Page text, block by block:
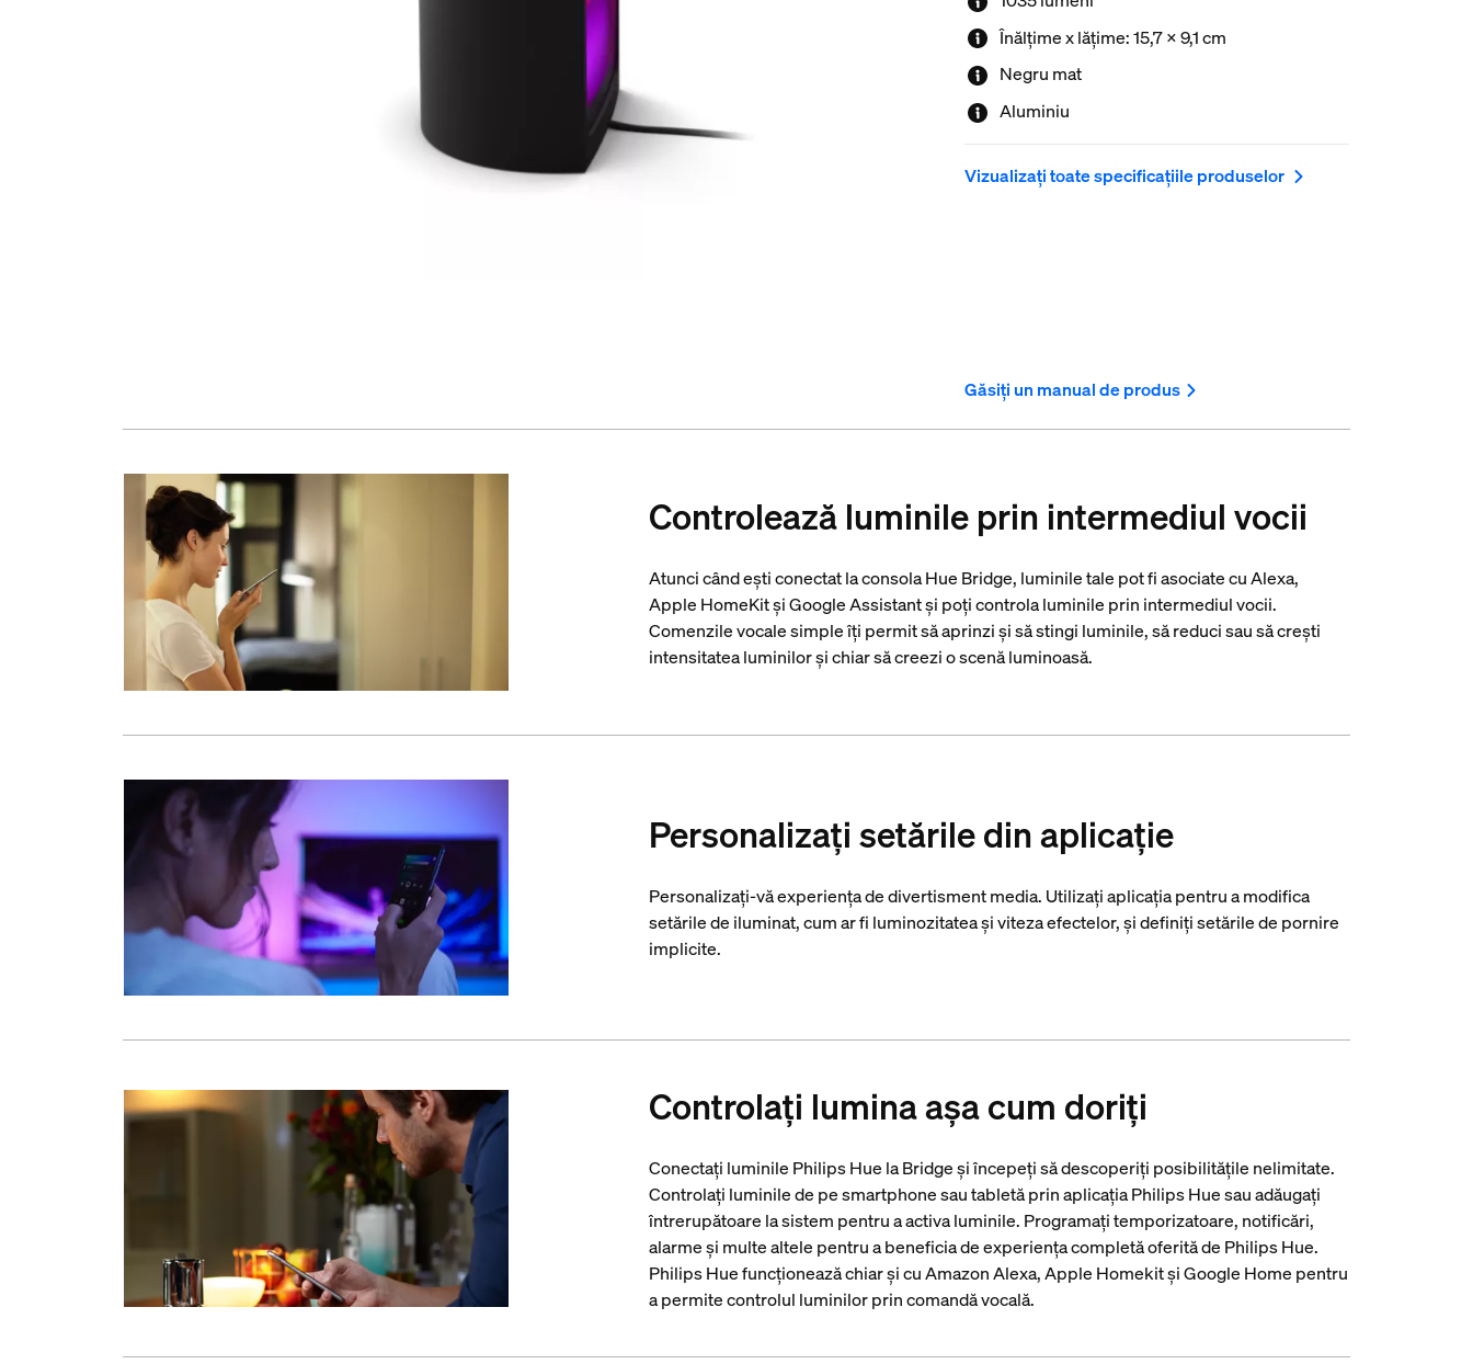
Înălțime x lățime: 15,7 x 9,1 cm
Negru mat
Aluminiu
Vizualizați toate specificațiile produselor
Găsiți un manual de produs
Controlează luminile prin intermediul vocii
Atunci când ești conectat la consola Hue Bridge, luminile tale pot fi asociate cu Alexa,
Apple HomeKit și Google Assistant și poți controla luminile prin intermediul vocii.
Comenzile vocale simple îți permit să aprinzi și să stingi luminile, să reduci sau să crești
intensitatea luminilor și chiar să creezi o scenă luminoasă.
Personalizați setările din aplicație
Personalizați-vă experiența de divertisment media. Utilizați aplicația pentru a modifica
setările de iluminat, cum ar fi luminozitatea și viteza efectelor, și definiți setările de pornire
implicite.
Controlați lumina așa cum doriți
Conectați luminile Philips Hue la Bridge și începeți să descoperiți posibilitățile nelimitate.
Controlați luminile de pe smartphone sau tabletă prin aplicația Philips Hue sau adăugați
întrerupătoare la sistem pentru a activa luminile. Programați temporizatoare, notificări,
alarme și multe altele pentru a beneficia de experiența completă oferită de Philips Hue.
Philips Hue funcționează chiar și cu Amazon Alexa, Apple Homekit și Google Home pentru
a permite controlul luminilor prin comandă vocală.